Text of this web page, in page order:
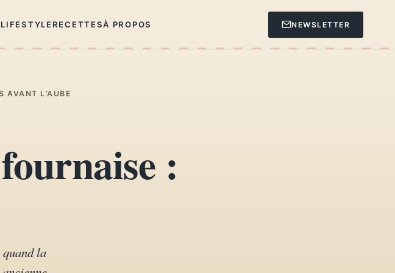
LIFESTYLERECETTESÀ PROPOS NEWSLETTER
AVANT L’AUBE
:
la